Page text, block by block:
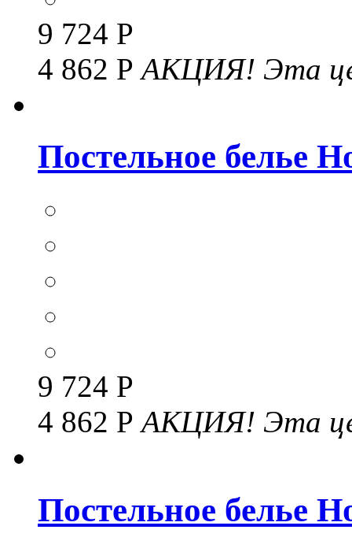
9 724 Р
4 862 Р АКЦИЯ! Эта
Постельное белье
9 724 Р
4 862 РАКЦИЯ! Эта
Постельное белье